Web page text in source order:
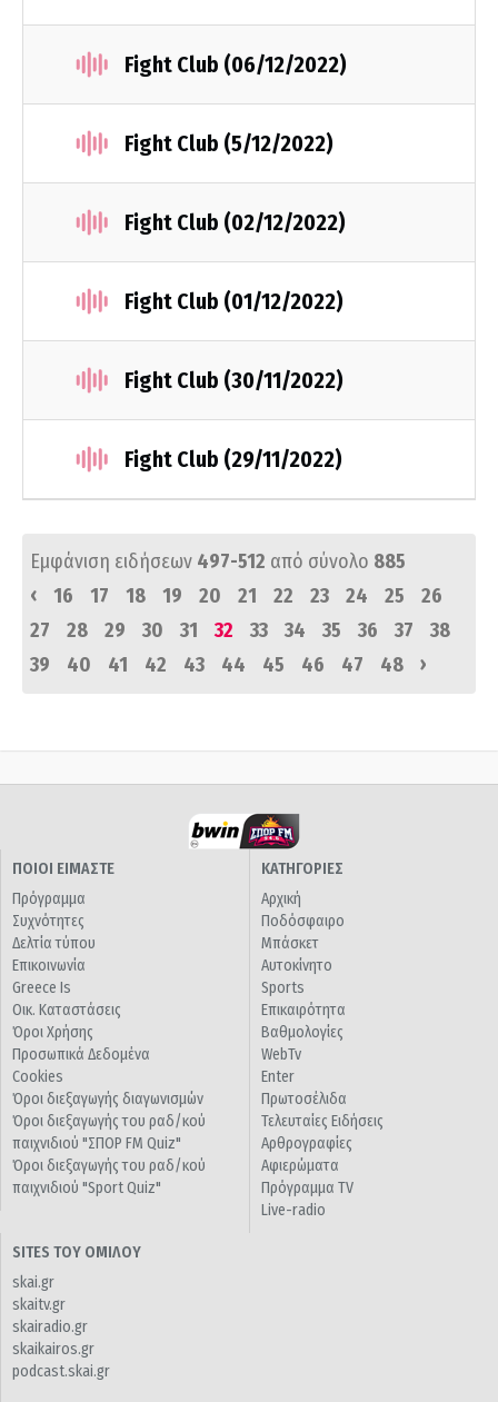
Fight Club (06/12/2022)
Fight Club (5/12/2022)
Fight Club (02/12/2022)
Fight Club (01/12/2022)
Fight Club (30/11/2022)
Fight Club (29/11/2022)
Εμφάνιση ειδήσεων 497-512 από σύνολο 885
‹
16 17 18 19 20 21 22 23 24 25
26
27
28 29 30 31 32 33 34 35 36 37
38
39
40 41 42 43 44 45 46 47 48 ›
ΠΟΙΟΙ ΕΙΜΑΣΤΕ
Πρόγραμμα
Συχνότητες
Δελτία τύπου
Επικοινωνία
Greece Is
Οικ. Καταστάσεις
Όροι Χρήσης
Προσωπικά Δεδομένα
Cookies
Όροι διεξαγωγής διαγωνισμών
Όροι διεξαγωγής του ραδ/κού
παιχνιδιού "ΣΠΟΡ FM Quiz"
Όροι διεξαγωγής του ραδ/κού
παιχνιδιού "Sport Quiz"
ΚΑΤΗΓΟΡΙΕΣ
Αρχική
Ποδόσφαιρο
Μπάσκετ
Αυτοκίνητο
Sports
Επικαιρότητα
Βαθμολογίες
WebTv
Enter
Πρωτοσέλιδα
Τελευταίες Ειδήσεις
Αρθρογραφίες
Αφιερώματα
Πρόγραμμα TV
Live-radio
SITES ΤΟΥ ΟΜΙΛΟΥ
skai.gr
skaitv.gr
skairadio.gr
skaikairos.gr
podcast.skai.gr